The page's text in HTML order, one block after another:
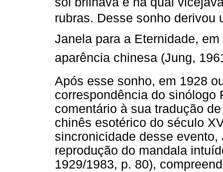
rubras. Desse sonho derivou
Janela para a Eternidade,
aparência chinesa (Jung,
Após esse sonho, em 1928
correspondência do sinólogo
comentário à sua tradução
chinês esotérico do século
sincronicidade desse
reprodução do mandala
1929/1983, p. 80),